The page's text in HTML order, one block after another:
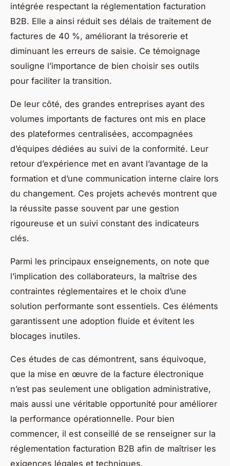
intégrée respectant la réglementation facturation
B2B. Elle a ainsi réduit ses délais de traitement de
factures de 40 %, améliorant la trésorerie et
diminuant les erreurs de saisie. Ce témoignage
souligne l’importance de bien choisir ses outils
pour faciliter la transition.
De leur côté, des grandes entreprises ayant des
volumes importants de factures ont mis en place
des plateformes centralisées, accompagnées
d’équipes dédiées au suivi de la conformité. Leur
retour d’expérience met en avant l’avantage de la
formation et d’une communication interne claire lors
du changement. Ces projets achevés montrent que
la réussite passe souvent par une gestion
rigoureuse et un suivi constant des indicateurs
clés.
Parmi les principaux enseignements, on note que
l’implication des collaborateurs, la maîtrise des
contraintes réglementaires et le choix d’une
solution performante sont essentiels. Ces éléments
garantissent une adoption fluide et évitent les
blocages inutiles.
Ces études de cas démontrent, sans équivoque,
que la mise en œuvre de la facture électronique
n’est pas seulement une obligation administrative,
mais aussi une véritable opportunité pour améliorer
la performance opérationnelle. Pour bien
commencer, il est conseillé de se renseigner sur la
réglementation facturation B2B afin de maîtriser les
exigences légales et techniques.